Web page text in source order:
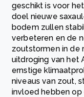
geschikt is voor
doel nieuwe
bodem zullen
verbeteren en de
zoutstormen in de
uitdroging van het
ernstige
niveaus van zout,
invloed hebben